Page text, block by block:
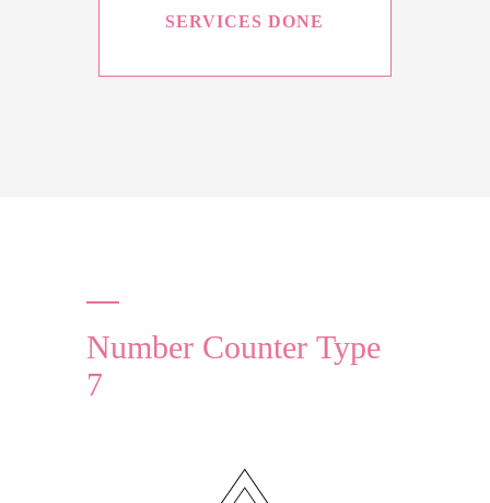
SERVICES DONE
Number Counter Type
7